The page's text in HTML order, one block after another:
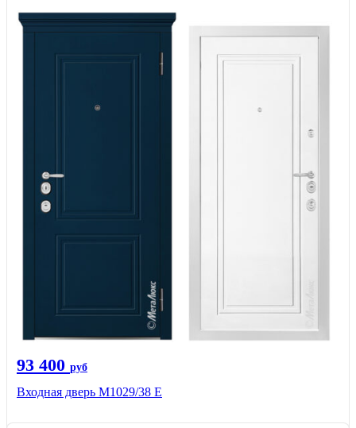
93 400 руб
Входная дверь М1029/38 E